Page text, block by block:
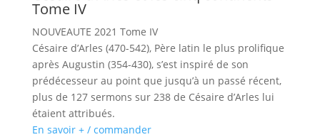
Tome IV
NOUVEAUTE 2021 Tome IV
Césaire d’Arles (470-542), Père latin le plus prolifique
après Augustin (354-430), s’est inspiré de son
prédécesseur au point que jusqu’à un passé récent,
plus de 127 sermons sur 238 de Césaire d’Arles lui
étaient attribués.
En savoir + / commander